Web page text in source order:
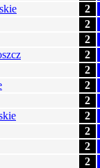
2
2
2
2
2
2
2
2
2
2
2